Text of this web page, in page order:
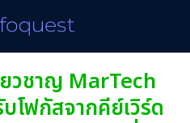
วชาญ MarTech
โฟกัสจากคีย์เวิร์ด